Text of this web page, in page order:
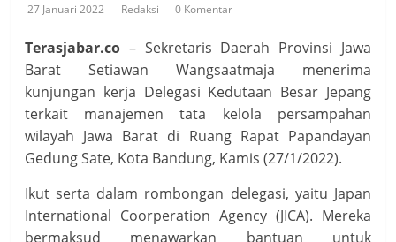
27 Januari 2022 Redaksi 0 Komentar
Terasjabar.co – Sekretaris Daerah Provinsi Jawa
Barat Setiawan Wangsaatmaja menerima
kunjungan kerja Delegasi Kedutaan Besar Jepang
terkait manajemen tata kelola persampahan
wilayah Jawa Barat di Ruang Rapat Papandayan
Gedung Sate, Kota Bandung, Kamis (27/1/2022).
Ikut serta dalam rombongan delegasi, yaitu Japan
International Coorperation Agency (JICA). Mereka
bermaksud menawarkan bantuan untuk